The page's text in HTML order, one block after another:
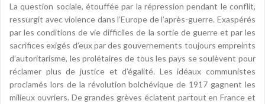
La question sociale, étouffée par la répression pendant le conflit,
ressurgit avec violence dans l’Europe de l’après-guerre. Exaspérés
par les conditions de vie difficiles de la sortie de guerre et par les
sacrifices exigés d’eux par des gouvernements toujours empreints
d’autoritarisme, les prolétaires de tous les pays se soulèvent pour
réclamer plus de justice et d’égalité. Les idéaux communistes
proclamés lors de la révolution bolchévique de 1917 gagnent les
milieux ouvriers. De grandes grèves éclatent partout en France et